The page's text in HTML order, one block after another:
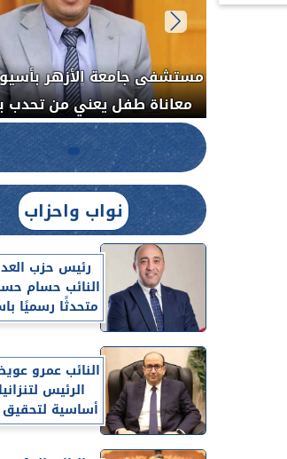
العلاج الحر بمنفلوط
الدواء المصرية يشن حملة
لضبط المنشآت الطبية المخالفة.....
خبيث
نواب واحزاب
رئيس حزب
النائب حسام
متحدثًا رسميًا
النائب عمرو
الرئيس
أساسية لتحقيق